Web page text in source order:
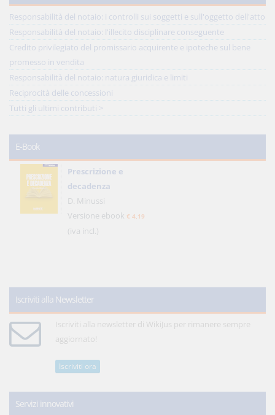
Responsabilità del notaio: i controlli sui soggetti e sull'oggetto dell'atto
Responsabilità del notaio: l'illecito disciplinare conseguente
Credito privilegiato del promissario acquirente e ipoteche sul bene
promesso in vendita
Responsabilità del notaio: natura giuridica e limiti
Reciprocità delle concessioni
Tutti gli ultimi contributi >
E-Book
Prescrizione e
decadenza
D. Minussi
Versione ebook € 4,19
(iva incl.)
Iscriviti alla Newsletter
Iscriviti alla newsletter di WikiJus per rimanere sempre
aggiornato!
Iscriviti ora
Servizi innovativi